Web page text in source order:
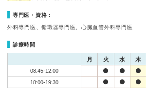
専門医・資格：
外科専門医、循環器専門医、心臓血管外科専門医
診療時間
月 火 水 木
08:45-12:00
18:00-19:30